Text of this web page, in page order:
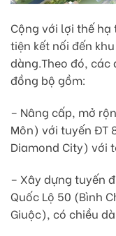
Cộng với lợi thế
tiện kết nối đến
dàng.Theo đó, các
đồng bộ gồm:
– Nâng cấp, mở
Môn) với tuyến ĐT
Diamond City) với
– Xây dựng tuyến
Quốc Lộ 50 (Bình
Giuộc), có chiều